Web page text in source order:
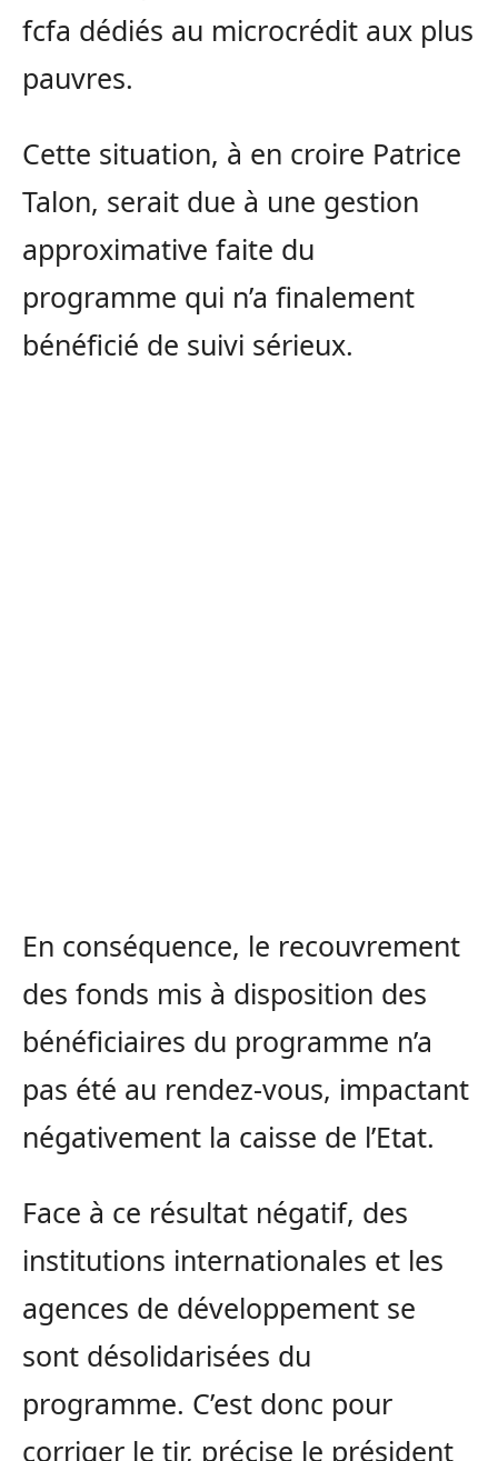
fcfa dédiés au microcrédit aux plus
pauvres.
Cette situation, à en croire Patrice
Talon, serait due à une gestion
approximative faite du
programme qui n’a finalement
bénéficié de suivi sérieux.
En conséquence, le recouvrement
des fonds mis à disposition des
bénéficiaires du programme n’a
pas été au rendez-vous, impactant
négativement la caisse de l’Etat.
Face à ce résultat négatif, des
institutions internationales et les
agences de développement se
sont désolidarisées du
programme. C’est donc pour
corriger le tir, précise le président